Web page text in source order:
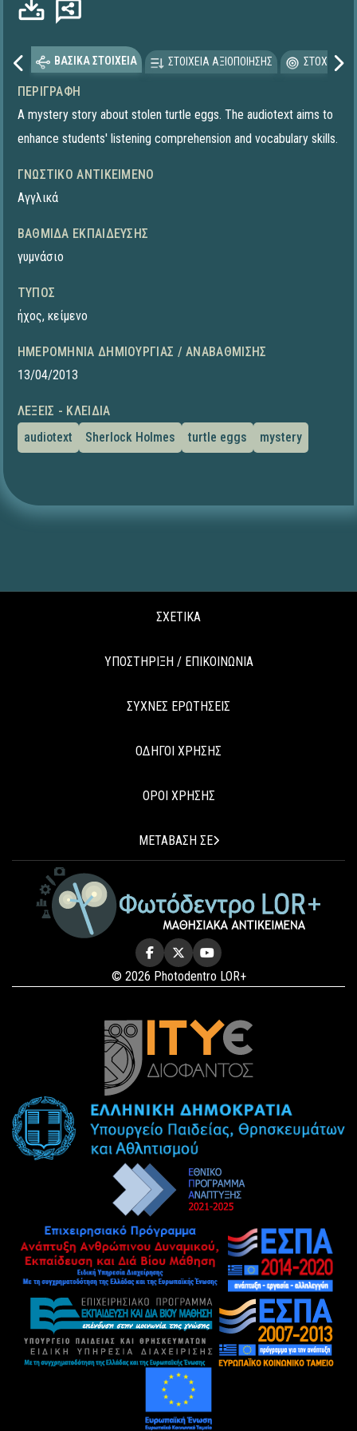
ΒΑΣΙΚΑ ΣΤΟΙΧΕΙΑ ΣΤΟΙΧΕΙΑ ΑΞΙΟΠΟΙΗΣΗΣ
ΠΕΡΙΓΡΑΦΉ
A mystery story about stolen turtle eggs. The audiotext aims to
enhance students' listening comprehension and vocabulary skills.
ΓΝΩΣΤΙΚΌ ΑΝΤΙΚΕΊΜΕΝΟ
Αγγλικά
ΒΑΘΜΊΔΑ ΕΚΠΑΊΔΕΥΣΗΣ
γυμνάσιο
ΤΎΠΟΣ
ήχος, κείμενο
ΗΜΕΡΟΜΗΝΊΑ ΔΗΜΙΟΥΡΓΊΑΣ / ΑΝΑΒΆΘΜΙΣΗΣ
13/04/2013
ΛΈΞΕΙΣ - ΚΛΕΙΔΙΆ
audiotext
Sherlock Holmes turtle eggs mystery
ΣΧΕΤΙΚΑ
ΥΠΟΣΤΗΡΙΞΗ / ΕΠΙΚΟΙΝΩΝΙΑ
ΣΥΧΝΕΣ ΕΡΩΤΗΣΕΙΣ
ΟΔΗΓΟΙ ΧΡΗΣΗΣ
ΟΡΟΙ ΧΡΗΣΗΣ
ΜΕΤΑΒΑΣΗ ΣΕ
© 2026 Photodentro LOR+